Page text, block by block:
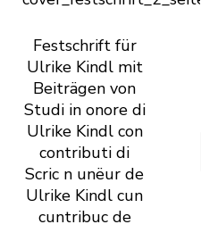
Festschrift für
Ulrike Kindl mit
Beiträgen von
Studi in onore di
Ulrike Kindl con
contributi di
Scric n unëur de
Ulrike Kindl cun
cuntribuc de